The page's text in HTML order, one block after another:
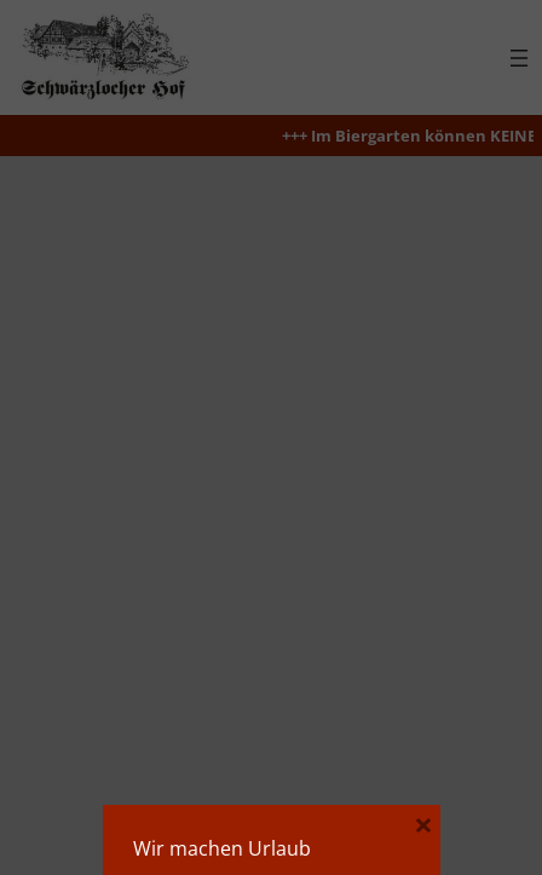
Inhalt
springen
+++ Im Biergarten können KEINE
Wir machen Urlaub
×